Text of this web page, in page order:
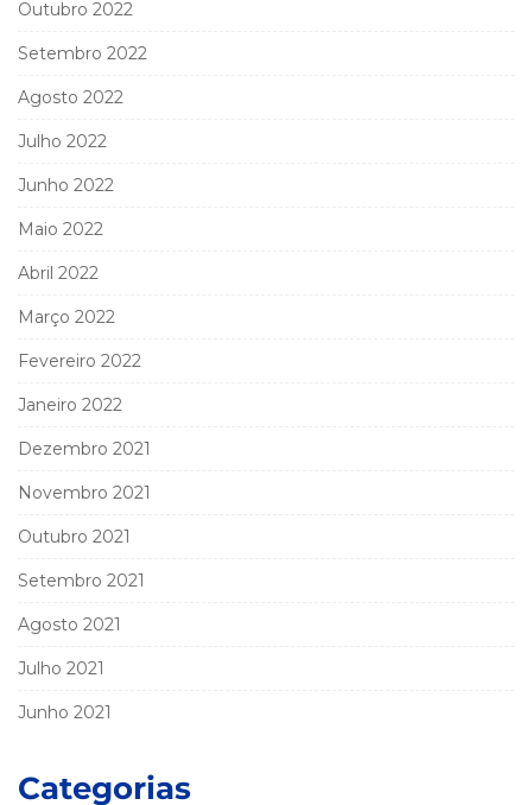
Outubro 2022
Setembro 2022
Agosto 2022
Julho 2022
Junho 2022
Maio 2022
Abril 2022
Março 2022
Fevereiro 2022
Janeiro 2022
Dezembro 2021
Novembro 2021
Outubro 2021
Setembro 2021
Agosto 2021
Julho 2021
Junho 2021
Categorias